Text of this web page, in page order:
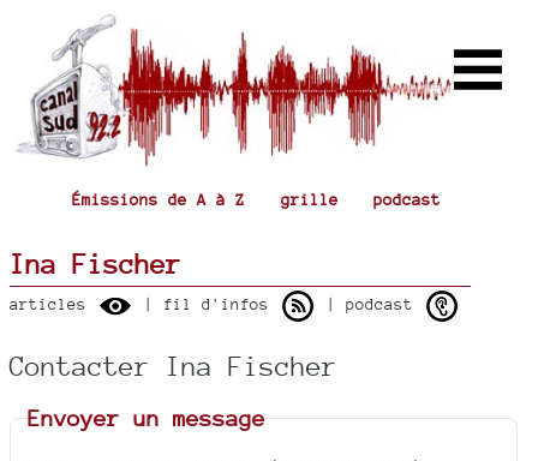
Émissions de A à Z grille podcast
Ina Fischer
articles | fil d'infos | podcast
Contacter Ina Fischer
Envoyer un message